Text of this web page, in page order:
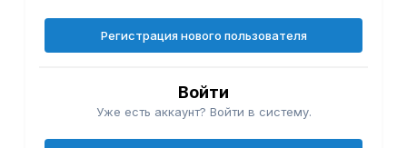
Регистрация нового пользователя
Войти
Уже есть аккаунт? Войти в систему.